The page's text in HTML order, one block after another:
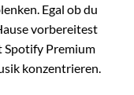
Egal ob du
vorbereitest
Spotify Premium
konzentrieren.